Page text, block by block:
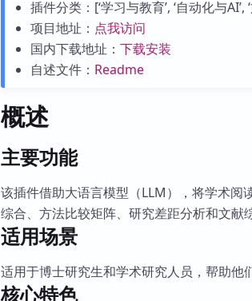
插件分类：[‘学习与教育’, ‘自动化与AI’,
项目地址： 点我访问
国内下载地址： 下载安装
自述文件： Readme
概述
主要功能
该插件借助大语言模型（LLM），将学术阅
综合、方法比较矩阵、研究差距分析和文献
适用场景
适用于博士研究生和学术研究人员，帮助他
核心特色